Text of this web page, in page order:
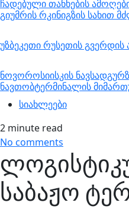
ჩადებული თანხების
გიუმრის რკინიგზის სახით
უზბეკეთი რუსეთის
ნოვოროსიისკის
ნავთობტერმინალის
სიახლეები
2 minute read
No comments
საბაჟო